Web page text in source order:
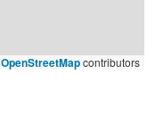
OpenStreetMapcontributors